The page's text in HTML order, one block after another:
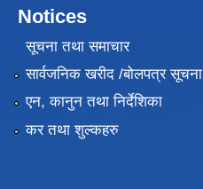
Notices
सूचना तथा समाचार
सार्वजनिक खरीद /बोलपत्र सूचना
एन, कानुन तथा निर्देशिका
कर तथा शुल्कहरु